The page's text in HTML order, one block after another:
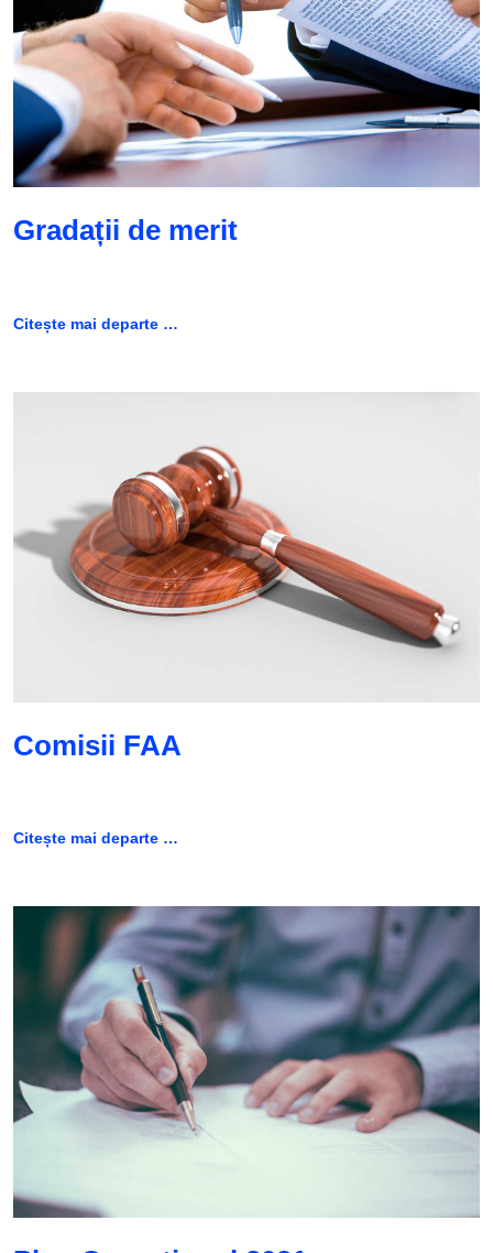
Gradații de merit
Citește mai departe …
Comisii FAA
Citește mai departe …